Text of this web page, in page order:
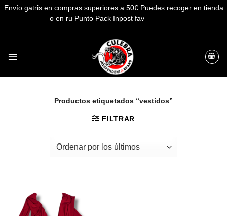
Envío gatris en compras superiores a 50€ Puedes recoger en tienda
o en ru Punto Pack Inpost fav
contenido
Productos etiquetados “vestidos”
FILTRAR